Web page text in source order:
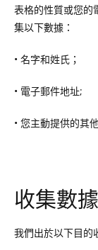
表格的性質或您的
集以下數據：
• 名字和姓氏；
• 電子郵件地址;
• 您主動提供的其
收集數
我們出於以下目的